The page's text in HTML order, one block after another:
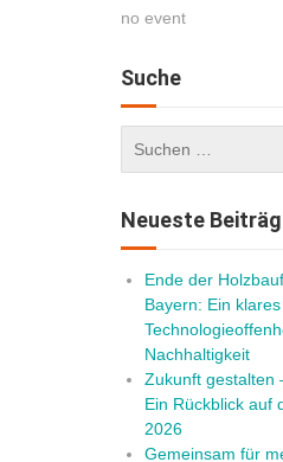
no event
Suche
Neueste
Ende der
Bayern: Ein
Nachhaltigkeit
Zukunft gestalten
Ein Rückblick auf
2026
Gemeinsam für